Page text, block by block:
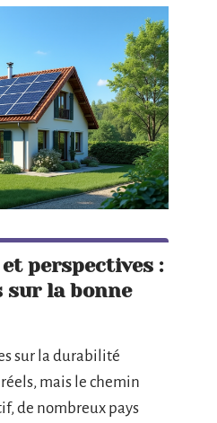
perspectives :
sur la bonne
sur la durabilité
mais le chemin
de nombreux pays